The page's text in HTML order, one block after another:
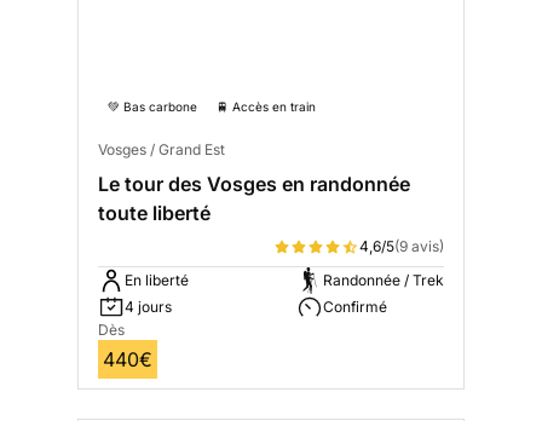
💚 Bas carbone 🚆 Accès en train
Vosges / Grand Est
Le tour des Vosges en randonnée
toute liberté
4,6/5(9 avis)
En liberté
4 jours
Randonnée / Trek
Confirmé
Dès
440€